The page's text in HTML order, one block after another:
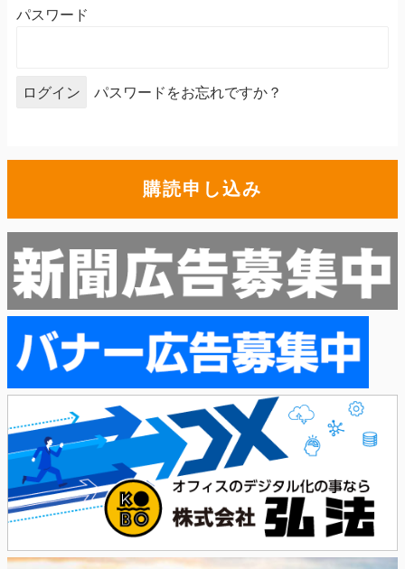
パスワード
パスワードをお忘れですか？
購読申し込み